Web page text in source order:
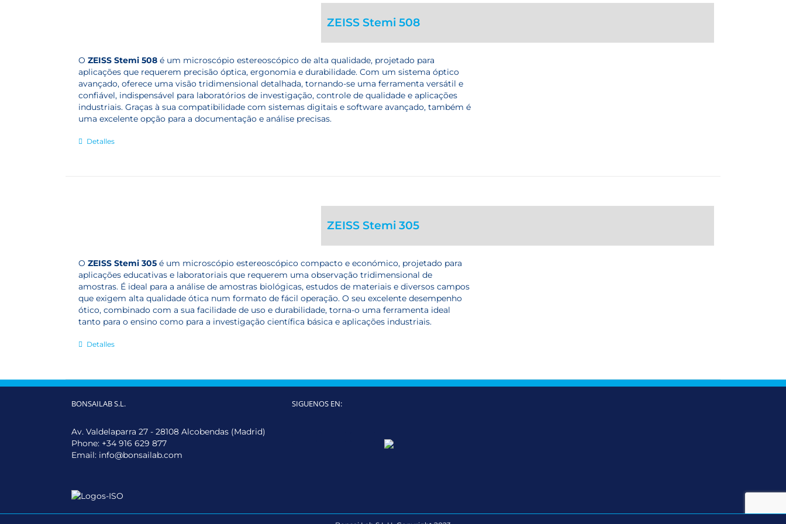
ZEISS Stemi 508
OZEISS Stemi 508 é um microscópio estereoscópico de alta qualidade, projetado para
aplicações que requerem precisão óptica, ergonomia e durabilidade. Com um sistema óptico
avançado, oferece uma visão tridimensional detalhada, tornando-se uma ferramenta versátil e
confiável, indispensável para laboratórios de investigação, controle de qualidade e aplicações
industriais. Graças à sua compatibilidade com sistemas digitais e software avançado, também é
uma excelente opção para a documentação e análise precisas.
Detalles
ZEISS Stemi 305
OZEISS Stemi 305 é um microscópio estereoscópico compacto e económico, projetado para
aplicações educativas e laboratoriais que requerem uma observação tridimensional de
amostras. É ideal para a análise de amostras biológicas, estudos de materiais e diversos campos
que exigem alta qualidade ótica num formato de fácil operação. O seu excelente desempenho
ótico, combinado com a sua facilidade de uso e durabilidade, torna-o uma ferramenta ideal
tanto para o ensino como para a investigação científica básica e aplicações industriais.
Detalles
BONSAILAB S.L.
Av. Valdelaparra 27 - 28108 Alcobendas (Madrid)
Phone: +34 916 629 877
Email: info@bonsailab.com
SIGUENOS EN:
LinkedInYouTube